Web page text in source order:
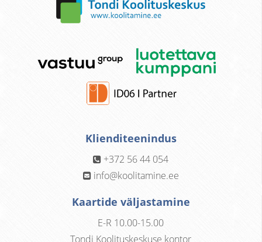
Klienditeenindus
+372 56 44 054
info@koolitamine.ee
Kaartide väljastamine
E-R 10.00-15.00
Tondi Koolituskeskuse kontor